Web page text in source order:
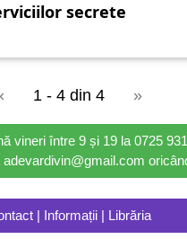
secrete
1 - 4 din 4 »
vineri între 9 și 19 la 0725
| Informații | Librăria